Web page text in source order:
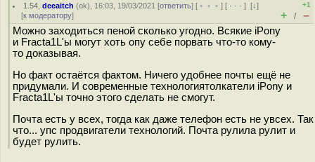
1.54 ,deeaitch (ok), 16:03, 19/03/2021 [ответить] [ ﹢﹢﹢] [ · · ·][↓]
[к модератору]
+1
+ / –
Можно заходиться пеной сколько угодно. Всякие iPony
и Fracta1L'ы могут хоть опу себе порвать что-то кому-
то доказывая.
Но факт остаётся фактом. Ничего удобнее почты ещё не
придумали. И современные технологиятолкатели iPony и
Fracta1L'ы точно этого сделать не смогут.
Почта есть у всех, тогда как даже телефон есть не увсех. Так
что... упс продвигатели технологий. Почта рулила рулит и
будет рулить.